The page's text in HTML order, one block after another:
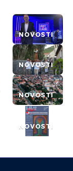
NOVOSTI
NOVOSTI
NOVOSTI
NOVOSTI